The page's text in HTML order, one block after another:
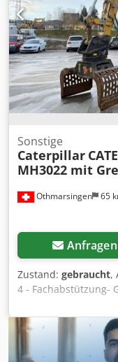
Othmarsingen 65
Sonstige
Caterpillar
MH3022 mit
Anfragen
Zustand: gebraucht,
4 - Fachabstützung-
Hydraulisch